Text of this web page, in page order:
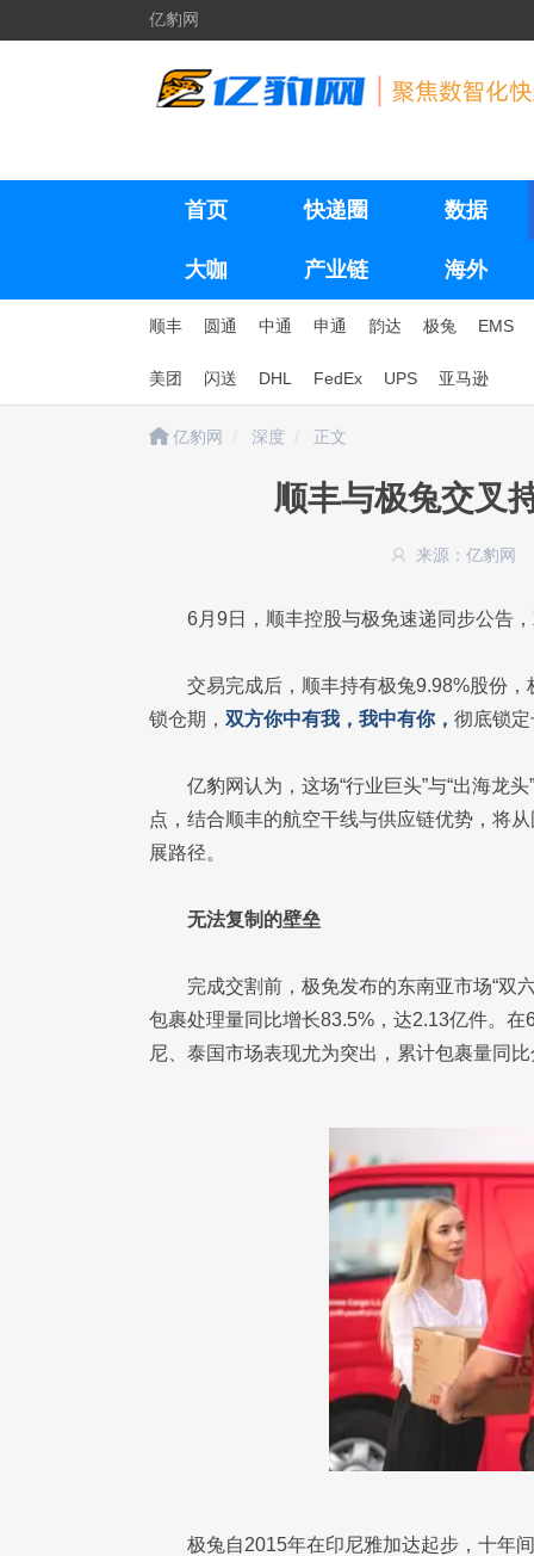
亿豹网
首页 快递圈 数据
大咖 产业链 海外
顺丰 圆通 中通 申通 韵达 极兔 EMS
美团 闪送 DHL FedEx UPS 亚马逊
亿豹网 深度 正文
顺丰与极兔交叉
来源：亿豹网
6月9日，顺丰控股与极免速递同步公告
交易完成后，顺丰持有极兔9.98%股份
锁仓期， 双方你中有我，我中有你， 彻底锁
亿豹网认为，这场“行业巨头”与“出海龙
点，结合顺丰的航空干线与供应链优势，将
展路径。
无法复制的壁垒
完成交割前，极免发布的东南亚市场“双
包裹处理量同比增长83.5%，达2.13亿件。
尼、泰国市场表现尤为突出，累计包裹量同
极兔自2015年在印尼雅加达起步，十年